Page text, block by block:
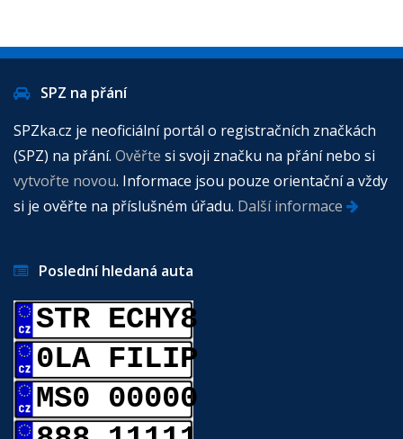
SPZ na přání
SPZka.cz je neoficiální portál o registračních značkách
(SPZ) na přání. Ověřte si svoji značku na přání nebo si
vytvořte novou. Informace jsou pouze orientační a vždy
si je ověřte na příslušném úřadu. Další informace
Poslední hledaná auta
STR ECHY8
0LA FILIP
MS0 00000